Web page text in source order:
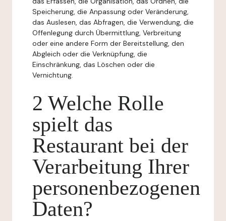
Speicherung, die Anpassung oder Veränderung,
das Auslesen, das Abfragen, die Verwendung, die
Offenlegung durch Übermittlung, Verbreitung
oder eine andere Form der Bereitstellung, den
Abgleich oder die Verknüpfung, die
Einschränkung, das Löschen oder die
Vernichtung.
2 Welche Rolle
spielt das
Restaurant bei der
Verarbeitung Ihrer
personenbezogenen
Daten?